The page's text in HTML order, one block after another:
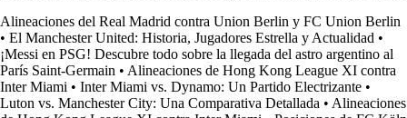
Alineaciones del Real Madrid contra Union Berlin y FC Union Berlin
• El Manchester United: Historia, Jugadores Estrella y Actualidad •
¡Messi en PSG! Descubre todo sobre la llegada del astro argentino al
París Saint-Germain • Alineaciones de Hong Kong League XI contra
Inter Miami • Inter Miami vs. Dynamo: Un Partido Electrizante •
Luton vs. Manchester City: Una Comparativa Detallada • Alineaciones